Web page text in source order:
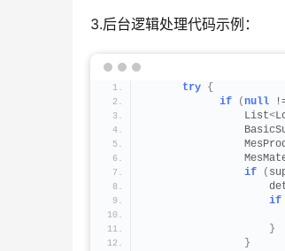
3.后台逻辑处理代码示例：
try {
if
(null
                List
<
if
(
if
}
}